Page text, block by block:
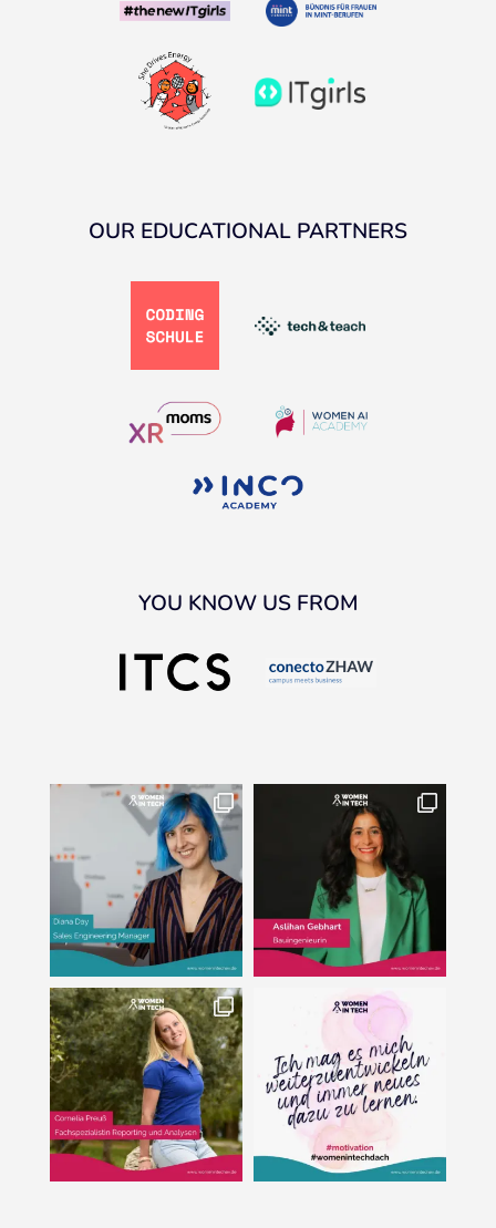
OUR EDUCATIONAL PARTNERS
YOU KNOW US FROM